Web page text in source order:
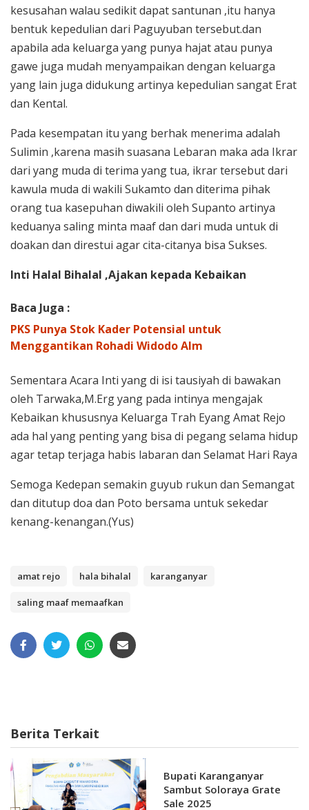
kesusahan walau sedikit dapat santunan ,itu hanya
bentuk kepedulian dari Paguyuban tersebut.dan
apabila ada keluarga yang punya hajat atau punya
gawe juga mudah menyampaikan dengan keluarga
yang lain juga didukung artinya kepedulian sangat Erat
dan Kental.
Pada kesempatan itu yang berhak menerima adalah
Sulimin ,karena masih suasana Lebaran maka ada Ikrar
dari yang muda di terima yang tua, ikrar tersebut dari
kawula muda di wakili Sukamto dan diterima pihak
orang tua kasepuhan diwakili oleh Supanto artinya
keduanya saling minta maaf dan dari muda untuk di
doakan dan direstui agar cita-citanya bisa Sukses.
Inti Halal Bihalal ,Ajakan kepada Kebaikan
Baca Juga :
PKS Punya Stok Kader Potensial untuk
Menggantikan Rohadi Widodo Alm
Sementara Acara Inti yang di isi tausiyah di bawakan
oleh Tarwaka,M.Erg yang pada intinya mengajak
Kebaikan khususnya Keluarga Trah Eyang Amat Rejo
ada hal yang penting yang bisa di pegang selama hidup
agar tetap terjaga habis labaran dan Selamat Hari Raya
Semoga Kedepan semakin guyub rukun dan Semangat
dan ditutup doa dan Poto bersama untuk sekedar
kenang-kenangan.(Yus)
amat rejo hala bihalal karanganyar
saling maaf memaafkan
Berita Terkait
Bupati Karanganyar
Sambut Soloraya Grate
Sale 2025